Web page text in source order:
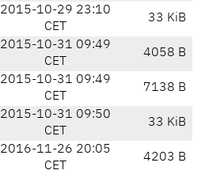
2015-10-29 23:10
CET
33 KiB
2015-10-31 09:49
CET
4058 B
2015-10-31 09:49
CET
7138 B
2015-10-31 09:50
CET
33 KiB
2016-11-26 20:05
CET
4203 B